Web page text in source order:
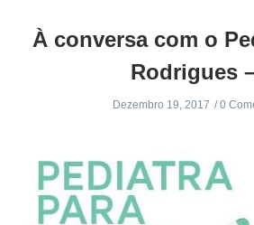
À conversa com o
Rodrigues
Dezembro 19, 2017 0